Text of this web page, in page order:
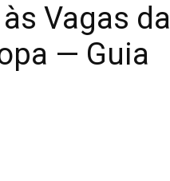
Vagas da
— Guia